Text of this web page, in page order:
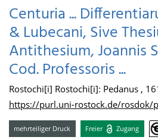
Centuria ...
& Lubecani, Sive
Antithesium, Joannis
Cod. Professoris ...
Rostochi[i] Rostochi[i]: Pedanus ,
https://purl.uni-rostock.de/rosdok/
mehrteiliger Druck Freier Zugang